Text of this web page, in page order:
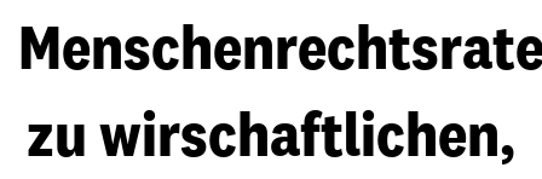
zu wirschaftlichen,